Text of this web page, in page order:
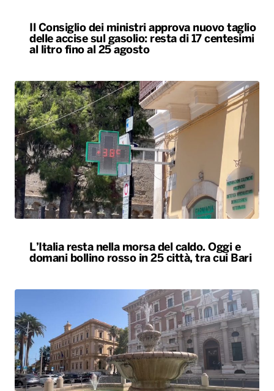
Il Consiglio dei ministri approva nuovo taglio
delle accise sul gasolio: resta di 17 centesimi
al litro fino al 25 agosto
L’Italia resta nella morsa del caldo. Oggi e
domani bollino rosso in 25 città, tra cui Bari